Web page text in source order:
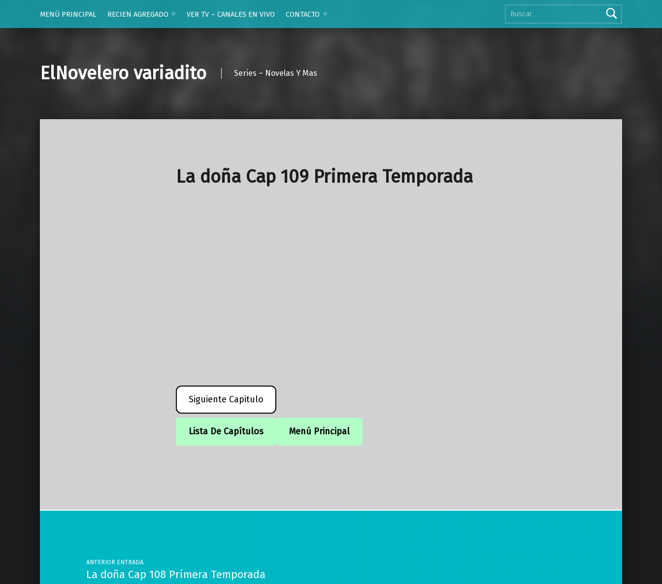
Buscar:
MENÚ PRINCIPAL
RECIEN AGREGADO VER TV – CANALES EN VIVO CONTACTO
ElNovelero variadito Series – Novelas Y Mas
La doña Cap 109 Primera Temporada
Siguiente Capitulo
Lista De Capítulos Menú Principal
Navegación de entradas
ANTERIOR ENTRADA
La doña Cap 108 Primera Temporada